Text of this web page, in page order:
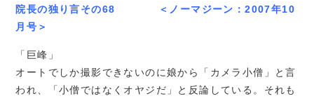
院長の独り言その68 ＜ノーマジーン：2007年10
月号＞
「巨峰」
オートでしか撮影できないのに娘から「カメラ小僧」と言
われ、「小僧ではなくオヤジだ」と反論している。それも